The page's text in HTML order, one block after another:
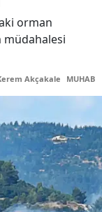
orman
müdahalesi
Akçakale